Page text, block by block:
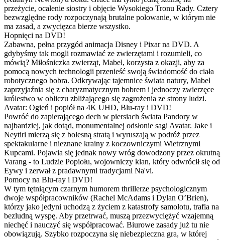
przeżycie, ocalenie siostry i objęcie Wysokiego Tronu Rady. Cztery
bezwzględne rody rozpoczynają brutalne polowanie, w którym nie
ma zasad, a zwycięzca bierze wszystko.
Hopnięci na DVD!
Zabawna, pełna przygód animacja Disney i Pixar na DVD. A
gdybyśmy tak mogli rozmawiać ze zwierzętami i rozumieli, co
mówią? Miłośniczka zwierząt, Mabel, korzysta z okazji, aby za
pomocą nowych technologii przenieść swoją świadomość do ciała
robotycznego bobra. Odkrywając tajemnice świata natury, Mabel
zaprzyjaźnia się z charyzmatycznym bobrem i jednoczy zwierzęce
królestwo w obliczu zbliżającego się zagrożenia ze strony ludzi.
Avatar: Ogień i popiół na 4K UHD, Blu-ray i DVD!
Powróć do zapierającego dech w piersiach świata Pandory w
najbardziej, jak dotąd, monumentalnej odsłonie sagi Avatar. Jake i
Neytiri mierzą się z bolesną stratą i wyruszają w podróż przez
spektakularne i nieznane krainy z koczowniczymi Wietrznymi
Kupcami. Pojawia się jednak nowy wróg dowodzony przez okrutną
Varang - to Ludzie Popiołu, wojowniczy klan, który odwrócił się od
Eywy i zerwał z pradawnymi tradycjami Na'vi.
Pomocy na Blu-ray i DVD!
W tym tętniącym czarnym humorem thrillerze psychologicznym
dwoje współpracowników (Rachel McAdams i Dylan O’Brien),
którzy jako jedyni uchodzą z życiem z katastrofy samolotu, trafia na
bezludną wyspę. Aby przetrwać, muszą przezwyciężyć wzajemną
niechęć i nauczyć się współpracować. Biurowe zasady już tu nie
obowiązują. Szybko rozpoczyna się niebezpieczna gra, w której